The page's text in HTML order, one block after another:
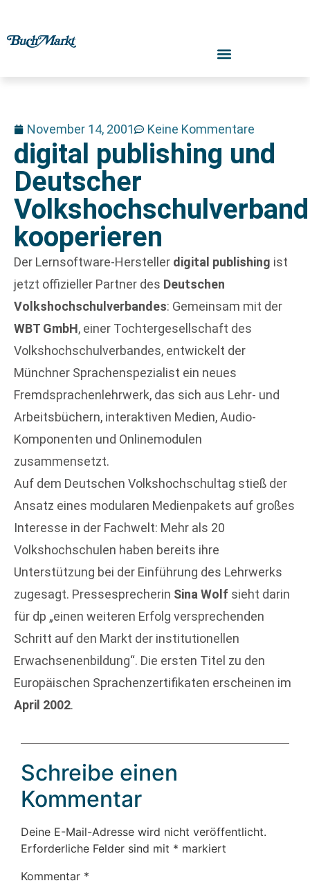
November 14, 2001 Keine Kommentare
digital publishing und
Deutscher
Volkshochschulverband
kooperieren
Der Lernsoftware-Hersteller digital publishing ist
jetzt offizieller Partner des Deutschen
Volkshochschulverbandes: Gemeinsam mit der
WBT GmbH, einer Tochtergesellschaft des
Volkshochschulverbandes, entwickelt der
Münchner Sprachenspezialist ein neues
Fremdsprachenlehrwerk, das sich aus Lehr- und
Arbeitsbüchern, interaktiven Medien, Audio-
Komponenten und Onlinemodulen
zusammensetzt.
Auf dem Deutschen Volkshochschultag stieß der
Ansatz eines modularen Medienpakets auf großes
Interesse in der Fachwelt: Mehr als 20
Volkshochschulen haben bereits ihre
Unterstützung bei der Einführung des Lehrwerks
zugesagt. Pressesprecherin Sina Wolf sieht darin
für dp „einen weiteren Erfolg versprechenden
Schritt auf den Markt der institutionellen
Erwachsenenbildung“. Die ersten Titel zu den
Europäischen Sprachenzertifikaten erscheinen im
April 2002.
Schreibe einen
Kommentar
Deine E-Mail-Adresse wird nicht veröffentlicht.
Erforderliche Felder sind mit * markiert
Kommentar *